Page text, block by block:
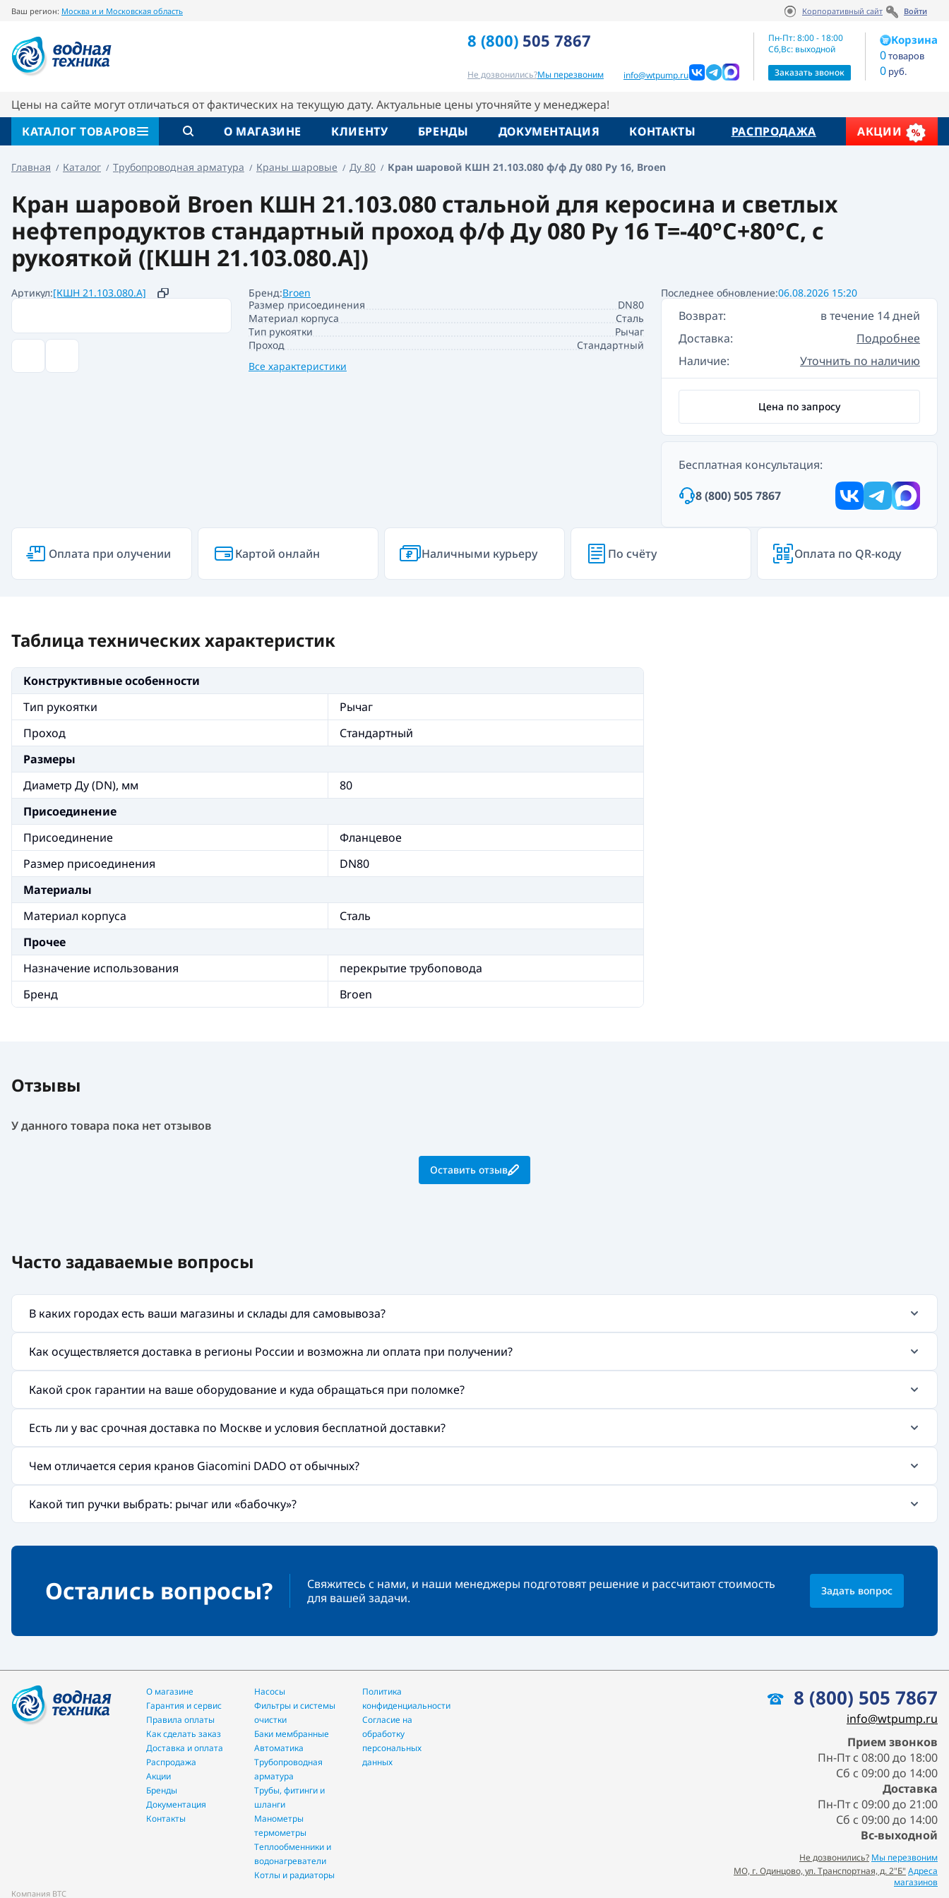
Ваш регион: Москва и и Московская область Корпоративный сайт Войти
8 (800) 505 7867
Не дозвонились?Мы перезвоним info@wtpump.ru
Пн-Пт: 8:00 - 18:00
Сб,Вс: выходной
Заказать звонок
Корзина
0товаров
0 руб.
Цены на сайте могут отличаться от фактических на текущую дату. Актуальные цены уточняйте у менеджера!
КАТАЛОГ ТОВАРОВ
О МАГАЗИНЕ КЛИЕНТУ БРЕНДЫ ДОКУМЕНТАЦИЯ КОНТАКТЫ РАСПРОДАЖА АКЦИИ
Главная Каталог Трубопроводная арматура Краны шаровые Ду 80 Кран шаровой КШН 21.103.080 ф/ф Ду 080 Pу 16, Broen
Кран шаровой Broen КШН 21.103.080 стальной для керосина и светлых
нефтепродуктов стандартный проход ф/ф Ду 080 Pу 16 T=-40°C+80°C, с
рукояткой ([КШН 21.103.080.А])
Артикул:[КШН 21.103.080.А] Бренд:Broen Последнее обновление:06.08.2026 15:20
Размер присоединения
DN80
Материал корпуса
Сталь
Тип рукоятки
Рычаг
Проход
Стандартный
Все характеристики
Возврат:
в течение 14 дней
Доставка:
Подробнее
Наличие:
Уточнить по наличию
Цена по запросу
Бесплатная консультация:
8 (800) 505 7867
Оплата при олучении Картой онлайн Наличными курьеру По счёту Оплата по QR-коду
Характеристики Похожие товары
Таблица технических характеристик
Конструктивные особенности
Тип рукоятки
Рычаг
Проход
Стандартный
Размеры
Диаметр Ду (DN), мм
80
Присоединение
Присоединение
Фланцевое
Размер присоединения
DN80
Материалы
Материал корпуса
Сталь
Прочее
Назначение использования
перекрытие трубоповода
Бренд
Broen
Отзывы
У данного товара пока нет отзывов
Оставить отзыв
Часто задаваемые вопросы
В каких городах есть ваши магазины и склады для самовывоза?
Как осуществляется доставка в регионы России и возможна ли оплата при получении?
Какой срок гарантии на ваше оборудование и куда обращаться при поломке?
Есть ли у вас срочная доставка по Москве и условия бесплатной доставки?
Чем отличается серия кранов Giacomini DADO от обычных?
Какой тип ручки выбрать: рычаг или «бабочку»?
Остались вопросы?
Свяжитесь с нами, и наши менеджеры подготовят решение и рассчитают стоимость
для вашей задачи.
Задать вопрос
О магазине
Гарантия и сервис
Правила оплаты
Как сделать заказ
Доставка и оплата
Распродажа
Акции
Бренды
Документация
Контакты
Насосы
фильтры и системы
очистки
Баки мембранные
Автоматика
трубопроводная
арматура
трубы, фитинги и
шланги
манометры
термометры
теплообменники и
водонагреватели
Котлы и радиаторы
Политика
конфиденциальности
Согласие на
обработку
персональных
данных
8 (800) 505 7867
info@wtpump.ru
Прием звонков
Пн-Пт с 08:00 до 18:00
Сб с 09:00 до 14:00
Доставка
Пн-Пт с 09:00 до 21:00
Сб с 09:00 до 14:00
Вс-выходной
Не дозвонились? Мы перезвоним
МО, г. Одинцово, ул. Транспортная, д. 2"Б" Адреса
магазинов
Компания ВТС